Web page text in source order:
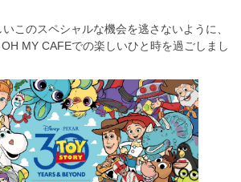
このスペシャルな機会を逃さないように、
OH MY CAFEでの楽しいひと時を過ごしまし